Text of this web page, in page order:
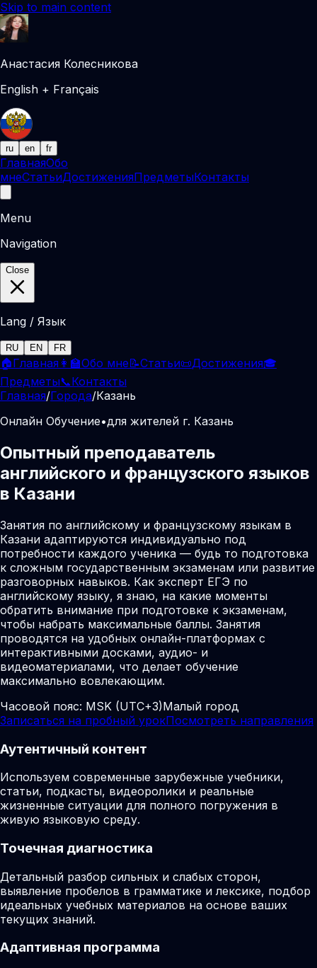
Skip to main content
Анастасия Колесникова
English + Français
ru en fr
ГлавнаяОбо
мнеСтатьиДостиженияПредметыКонтакты
Menu
Navigation
Close
Lang / Язык
RU EN FR
🏠Главная 👩‍🏫Обо мне📝Статьи📜Достижения🎓
Предметы📞Контакты
Главная/Города/Казань
Онлайн Обучение•для жителей г. Казань
Опытный преподаватель
английского и французского языков
в Казани
Занятия по английскому и французскому языкам в
Казани адаптируются индивидуально под
потребности каждого ученика — будь то подготовка
к сложным государственным экзаменам или развитие
разговорных навыков. Как эксперт ЕГЭ по
английскому языку, я знаю, на какие моменты
обратить внимание при подготовке к экзаменам,
чтобы набрать максимальные баллы. Занятия
проводятся на удобных онлайн-платформах с
интерактивными досками, аудио- и
видеоматериалами, что делает обучение
максимально вовлекающим.
Часовой пояс: MSK (UTC+3)Малый город
Записаться на пробный урокПосмотреть направления
Аутентичный контент
Используем современные зарубежные учебники,
статьи, подкасты, видеоролики и реальные
жизненные ситуации для полного погружения в
живую языковую среду.
Точечная диагностика
Детальный разбор сильных и слабых сторон,
выявление пробелов в грамматике и лексике, подбор
идеальных учебных материалов на основе ваших
текущих знаний.
Адаптивная программа